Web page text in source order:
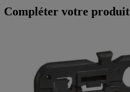
Compléter votre produit